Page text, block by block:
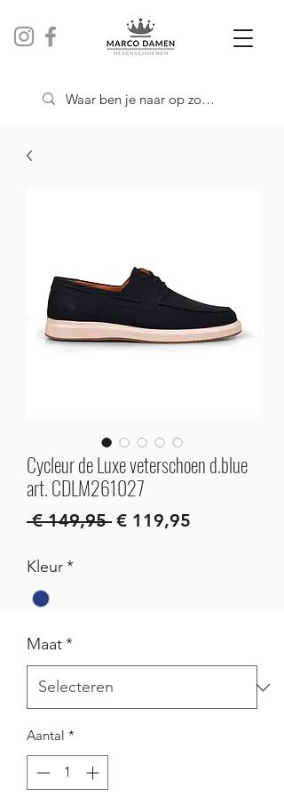
Cycleur de Luxe veterschoen d.blue
art. CDLM261027
€ 149,95 Normale
€ 119,95
Kleur*
Maat*
Aantal *